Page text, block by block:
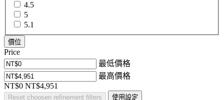
4.5
5
5.1
價位
Price
最低價格
最高價格
NT$0 NT$4,951
Reset choosen refinement filters 使用設定